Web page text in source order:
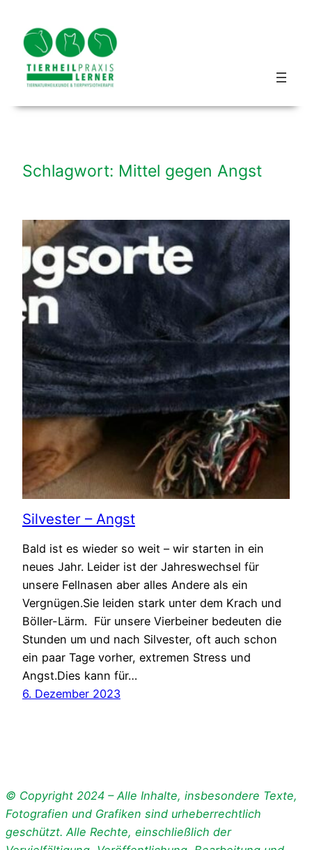
Inhalt
springen
Schlagwort: Mittel gegen Angst
Silvester – Angst
Bald ist es wieder so weit – wir starten in ein
neues Jahr. Leider ist der Jahreswechsel für
unsere Fellnasen aber alles Andere als ein
Vergnügen.Sie leiden stark unter dem Krach und
Böller-Lärm. Für unsere Vierbeiner bedeuten die
Stunden um und nach Silvester, oft auch schon
ein paar Tage vorher, extremen Stress und
Angst.Dies kann für…
6. Dezember 2023
© Copyright 2024 – Alle Inhalte, insbesondere Texte,
Fotografien und Grafiken sind urheberrechtlich
geschützt. Alle Rechte, einschließlich der